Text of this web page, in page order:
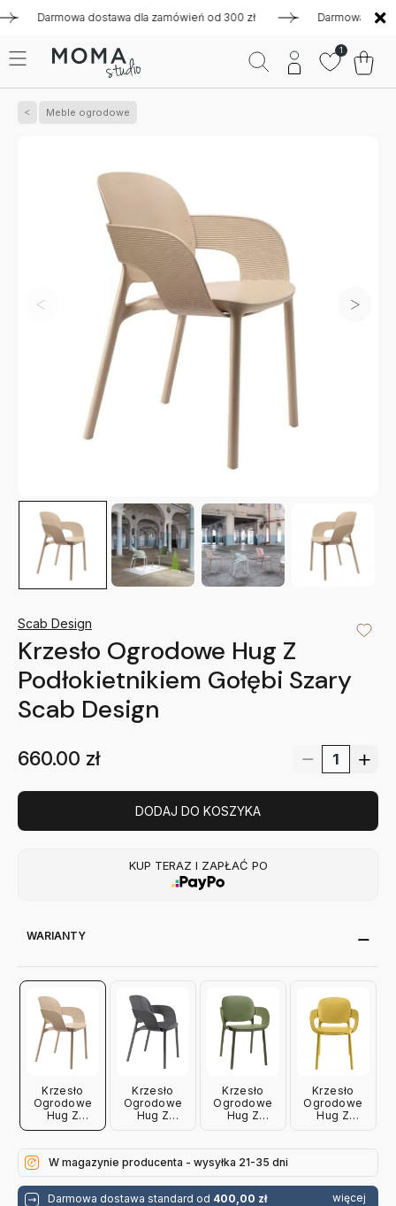
Darmowa dostawa dla zamówień od 300 zł Darmowa dostawa
1
Meble ogrodowe
Scab Design
Krzesło Ogrodowe Hug Z
Podłokietnikiem Gołębi Szary
Scab Design
660.00 zł
DODAJ DO KOSZYKA
KUP TERAZ I ZAPŁAĆ PO
WARIANTY
Krzesło
Ogrodowe
Hug Z
Podłokietnikiem
Scab Design
Krzesło
Ogrodowe
Hug Z
Krzesło
Ogrodowe
Hug Z
Design
Krzesło
Ogrodowe
Hug Z
W magazynie producenta - wysyłka 21-35 dni
Darmowa dostawa standard od 400,00 zł więcej